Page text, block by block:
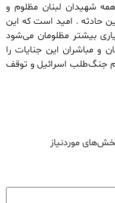
شهیدان لبنان مظلوم و
حادثه . امید است که این
بیشتر مظلومان می‌شود
و مباشران این جنایات را
جنگ‌طلب اسرائیل و توقف
موردنیاز